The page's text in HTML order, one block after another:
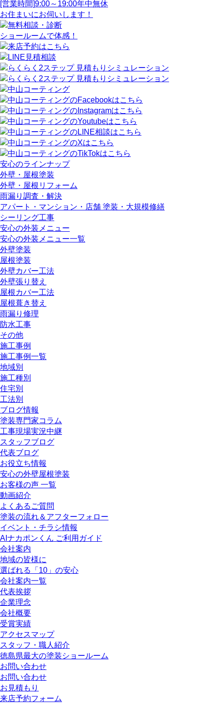
[営業時間]9:00～19:00年中無休
お住まいにお伺いします！
ショールームで体感！
安心のラインナップ
外壁・屋根塗装
外壁・屋根リフォーム
雨漏り調査・解決
アパート・マンション・店舗 塗装・大規模修繕
シーリング工事
安心の外装メニュー
安心の外装メニュー一覧
外壁塗装
屋根塗装
外壁カバー工法
外壁張り替え
屋根カバー工法
屋根葺き替え
雨漏り修理
防水工事
その他
施工事例
施工事例一覧
地域別
施工種別
住宅別
工法別
ブログ情報
塗装専門家コラム
工事現場実況中継
スタッフブログ
代表ブログ
お役立ち情報
安心の外壁屋根塗装
お客様の声 一覧
動画紹介
よくあるご質問
塗装の流れ＆アフターフォロー
イベント・チラシ情報
AIナカポンくん ご利用ガイド
会社案内
地域の皆様に
選ばれる「10」の安心
会社案内一覧
代表挨拶
企業理念
会社概要
受賞実績
アクセスマップ
スタッフ・職人紹介
徳島県最大の塗装ショールーム
お問い合わせ
お問い合わせ
お見積もり
来店予約フォーム